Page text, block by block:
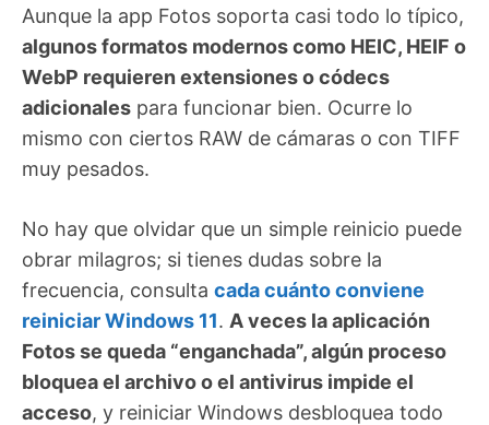
Aunque la app Fotos soporta casi todo lo típico,
algunos formatos modernos como HEIC, HEIF o
WebP requieren extensiones o códecs
adicionales para funcionar bien. Ocurre lo
mismo con ciertos RAW de cámaras o con TIFF
muy pesados.
No hay que olvidar que un simple reinicio puede
obrar milagros; si tienes dudas sobre la
frecuencia, consulta cada cuánto conviene
reiniciar Windows 11. A veces la aplicación
Fotos se queda “enganchada”, algún proceso
bloquea el archivo o el antivirus impide el
acceso, y reiniciar Windows desbloquea todo